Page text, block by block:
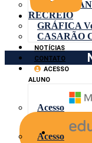
RIO DE
RECREIO
GRÁFICA
CASARÃO
NOTÍCIAS
CONTATO
ACESSO
ALUNO
Acesso
Acesso